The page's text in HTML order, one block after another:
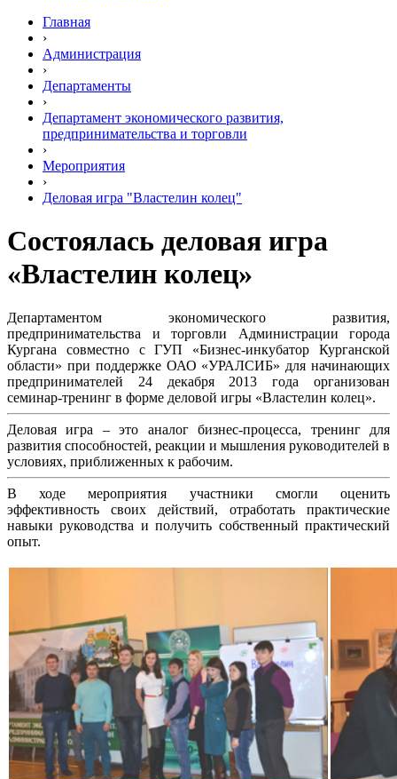
Главная
›
Администрация
›
Департаменты
›
Департамент экономического развития,
предпринимательства и торговли
›
Мероприятия
›
Деловая игра "Властелин колец"
Состоялась деловая игра
«Властелин колец»
Департаментом экономического развития,
предпринимательства и торговли Администрации города
Кургана совместно с ГУП «Бизнес-инкубатор Курганской
области» при поддержке ОАО «УРАЛСИБ» для начинающих
предпринимателей 24 декабря 2013 года организован
семинар-тренинг в форме деловой игры «Властелин колец».
Деловая игра – это аналог бизнес-процесса, тренинг для
развития способностей, реакции и мышления руководителей в
условиях, приближенных к рабочим.
В ходе мероприятия участники смогли оценить
эффективность своих действий, отработать практические
навыки руководства и получить собственный практический
опыт.